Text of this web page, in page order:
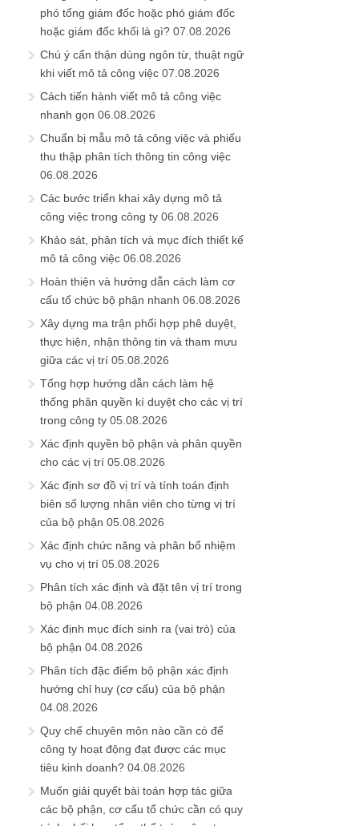
phó tổng giám đốc hoặc phó giám đốc
hoặc giám đốc khối là gì? 07.08.2026
Chú ý cẩn thận dùng ngôn từ, thuật ngữ
khi viết mô tả công việc 07.08.2026
Cách tiến hành viết mô tả công việc
nhanh gọn 06.08.2026
Chuẩn bị mẫu mô tả công việc và phiếu
thu thập phân tích thông tin công việc
06.08.2026
Các bước triển khai xây dựng mô tả
công việc trong công ty 06.08.2026
Khảo sát, phân tích và mục đích thiết kế
mô tả công việc 06.08.2026
Hoàn thiện và hướng dẫn cách làm cơ
cấu tổ chức bộ phận nhanh 06.08.2026
Xây dựng ma trận phối hợp phê duyệt,
thực hiện, nhận thông tin và tham mưu
giữa các vị trí 05.08.2026
Tổng hợp hướng dẫn cách làm hệ
thống phân quyền kí duyệt cho các vị trí
trong công ty 05.08.2026
Xác định quyền bộ phận và phân quyền
cho các vị trí 05.08.2026
Xác định sơ đồ vị trí và tính toán định
biên số lượng nhân viên cho từng vị trí
của bộ phận 05.08.2026
Xác định chức năng và phân bổ nhiệm
vụ cho vị trí 05.08.2026
Phân tích xác định và đặt tên vị trí trong
bộ phận 04.08.2026
Xác định mục đích sinh ra (vai trò) của
bộ phận 04.08.2026
Phân tích đặc điểm bộ phận xác định
hướng chỉ huy (cơ cấu) của bộ phận
04.08.2026
Quy chế chuyên môn nào cần có để
công ty hoạt động đạt được các mục
tiêu kinh doanh? 04.08.2026
Muốn giải quyết bài toán hợp tác giữa
các bộ phận, cơ cấu tổ chức cần có quy